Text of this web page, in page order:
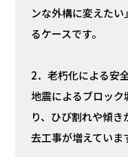
ンな外構に変えた
るケースです。
2．老朽化による安
地震によるブロッ
り、ひび割れや傾
去工事が増えていま